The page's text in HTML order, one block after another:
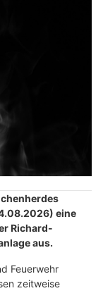
eine
Richard-
aus.
Feuerwehr
zeitweise